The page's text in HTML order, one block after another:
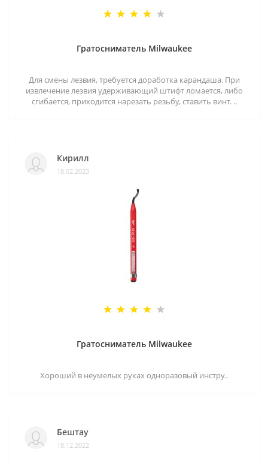
Гратосниматель Milwaukee
Для смены лезвия, требуется доработка карандаша. При
извлечение лезвия удерживающий штифт ломается, либо
сгибается, приходится нарезать резьбу, ставить винт. ..
Кирилл
18.02.2023
Гратосниматель Milwaukee
Хороший в неумелых руках одноразовый инстру..
Бештау
18.12.2022